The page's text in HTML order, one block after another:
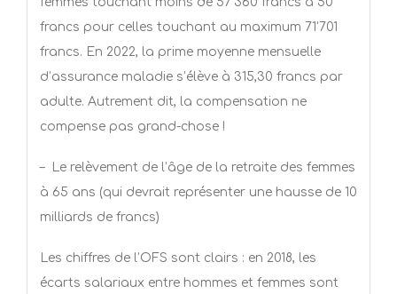
francs pour celles touchant au maximum 71’701
francs. En 2022, la prime moyenne mensuelle
d’assurance maladie s’élève à 315,30 francs par
adulte. Autrement dit, la compensation ne
compense pas grand-chose !
–
Le relèvement de l’âge de la retraite des femmes
à 65 ans (qui devrait représenter une hausse de 10
milliards de francs)
Les chiffres de l’OFS sont clairs : en 2018, les
écarts salariaux entre hommes et femmes sont